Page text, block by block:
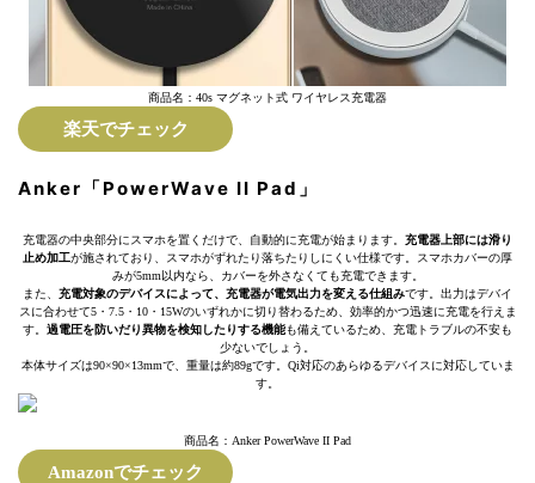
商品名：40s マグネット式 ワイヤレス充電器
楽天でチェック
Anker「PowerWave II Pad」
充電器の中央部分にスマホを置くだけで、自動的に充電が始まります。 充電器上部には滑り
止め加工が施されており、スマホがずれたり落ちたりしにくい仕様です。スマホカバーの厚
みが5mm以内なら、カバーを外さなくても充電できます。
また、 充電対象のデバイスによって、充電器が電気出力を変える仕組みです。出力はデバイ
スに合わせて5・7.5・10・15Wのいずれかに切り替わるため、効率的かつ迅速に充電を行えま
す。 過電圧を防いだり異物を検知したりする機能も備えているため、充電トラブルの不安も
少ないでしょう。
本体サイズは90×90×13mmで、重量は約89gです。Qi対応のあらゆるデバイスに対応していま
す。
商品名：Anker PowerWave II Pad
Amazonでチェック